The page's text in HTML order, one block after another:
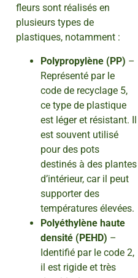
fleurs sont réalisés en
plusieurs types de
plastiques, notamment :
Polypropylène (PP) –
Représenté par le
code de recyclage 5,
ce type de plastique
est léger et résistant. Il
est souvent utilisé
pour des pots
destinés à des plantes
d’intérieur, car il peut
supporter des
températures élevées.
Polyéthylène haute
densité (PEHD) –
Identifié par le code 2,
il est rigide et très